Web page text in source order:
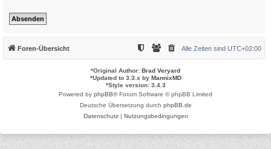
Foren-Übersicht Alle Zeiten sind UTC+02:00
*Original Author: Brad Veryard
*Updated to 3.3.x by MannixMD
*Style version: 3.4.3
Powered by phpBB® Forum Software © phpBB Limited
Deutsche Übersetzung durch phpBB.de
Datenschutz| Nutzungsbedingungen